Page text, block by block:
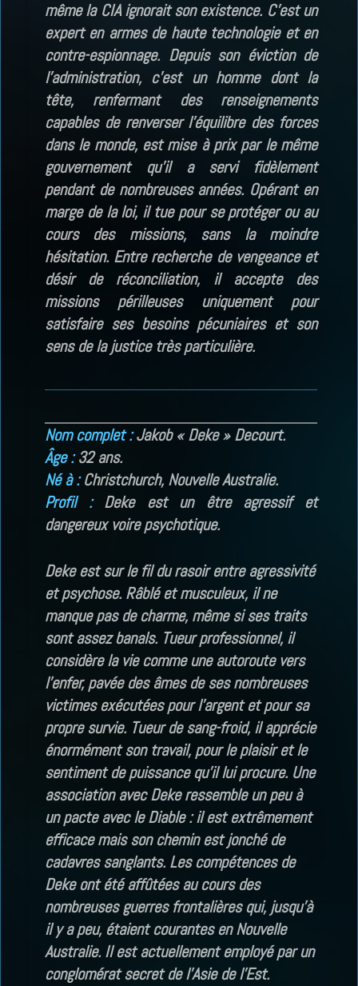
même la CIA ignorait son existence. C’est un
expert en armes de haute technologie et en
contre-espionnage. Depuis son éviction de
l’administration, c’est un homme dont la
tête, renfermant des renseignements
capables de renverser l’équilibre des forces
dans le monde, est mise à prix par le même
gouvernement qu’il a servi fidèlement
pendant de nombreuses années. Opérant en
marge de la loi, il tue pour se protéger ou au
cours des missions, sans la moindre
hésitation. Entre recherche de vengeance et
désir de réconciliation, il accepte des
missions périlleuses uniquement pour
satisfaire ses besoins pécuniaires et son
sens de la justice très particulière.
Nom complet :Jakob « Deke » Decourt.
Âge :32 ans.
Né à :Christchurch, Nouvelle Australie.
Profil :
Deke est un être agressif et
dangereux voire psychotique.
Deke est sur le fil du rasoir entre agressivité
et psychose. Râblé et musculeux, il ne
manque pas de charme, même si ses traits
sont assez banals. Tueur professionnel, il
considère la vie comme une autoroute vers
l’enfer, pavée des âmes de ses nombreuses
victimes exécutées pour l’argent et pour sa
propre survie. Tueur de sang-froid, il apprécie
énormément son travail, pour le plaisir et le
sentiment de puissance qu’il lui procure. Une
association avec Deke ressemble un peu à
un pacte avec le Diable : il est extrêmement
efficace mais son chemin est jonché de
cadavres sanglants. Les compétences de
Deke ont été affûtées au cours des
nombreuses guerres frontalières qui, jusqu’à
il y a peu, étaient courantes en Nouvelle
Australie. Il est actuellement employé par un
conglomérat secret de l’Asie de l’Est.